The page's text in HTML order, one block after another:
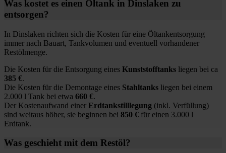
Was kostet es einen Öltank in Dinslaken zu
entsorgen?
In Dinslaken richten sich die Kosten für eine Öltankentsorgung
immer nach Bauart, Tankvolumen und eventuell vorhandener
Restölmenge.
Die Kosten für die Entsorgung eines Kunststofftanks liegen bei ca
385 €.
Die Kosten für die Demontage eines Stahltanks liegen bei einem
2.000 l Tank bei etwa 660 €.
Der Kostenaufwand einer Erdtankstilllegung (inkl. Verfüllung)
sind weitaus höher, sie beginnen bei 850 € für einen 3.000 l
Erdtank.
Was geschieht mit dem Restöl?